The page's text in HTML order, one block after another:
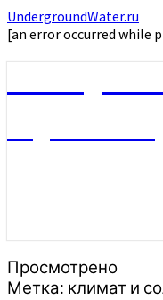
UndergroundWater.ru
[an error occurred while
Просмотрено
Метка: климат и